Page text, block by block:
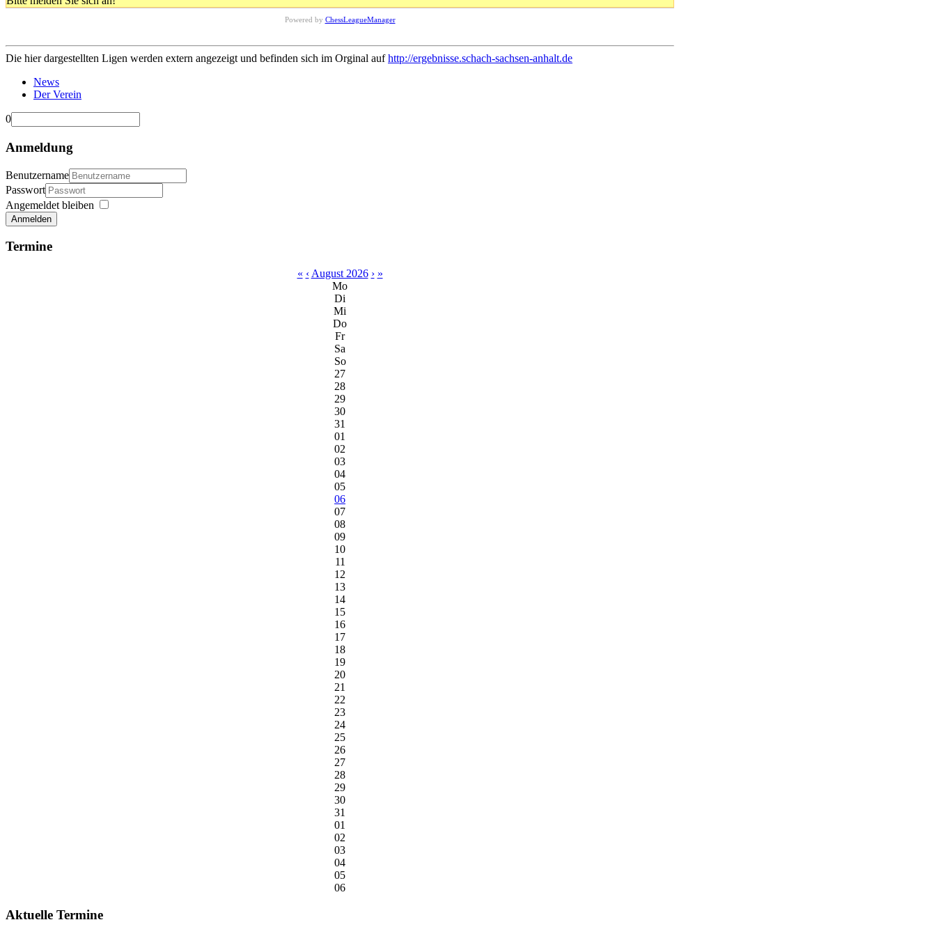
Powered by ChessLeagueManager
Die hier dargestellten Ligen werden extern angezeigt und befinden sich im Orginal aufhttp://ergebnisse.schach-sachsen-anhalt.de
News
Der Verein
0
Anmeldung
Benutzername
Passwort
Angemeldet bleiben
Anmelden
Termine
« ‹ August 2026 › »
Mo
Di
Mi
Do
Fr
Sa
So
27
28
29
30
31
01
02
03
04
05
06
07
08
09
10
11
12
13
14
15
16
17
18
19
20
21
22
23
24
25
26
27
28
29
30
31
01
02
03
04
05
06
Aktuelle Termine